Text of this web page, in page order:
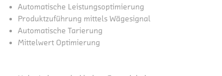
Automatische Leistungsoptimierung
Produktzuführung mittels Wägesignal
Automatische Tarierung
Mittelwert Optimierung